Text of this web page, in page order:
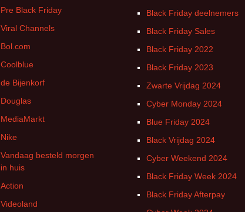
Black Friday deelnemers
Black Friday Sales
Black Friday 2022
Black Friday 2023
Zwarte Vrijdag 2024
Cyber Monday 2024
Blue Friday 2024
Black Vrijdag 2024
Cyber Weekend 2024
Black Friday Week 2024
Black Friday Afterpay
Pre Black Friday
Viral Channels
Bol.com
Coolblue
de Bijenkorf
Douglas
MediaMarkt
Nike
Vandaag besteld morgen
in huis
Action
Videoland